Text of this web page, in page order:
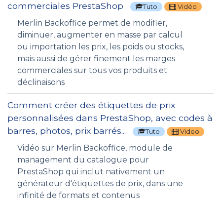
commerciales PrestaShop
Tuto Vidéo
Merlin Backoffice permet de modifier,
diminuer, augmenter en masse par calcul
ou importation les prix, les poids ou stocks,
mais aussi de gérer finement les marges
commerciales sur tous vos produits et
déclinaisons
Comment créer des étiquettes de prix
personnalisées dans PrestaShop, avec codes à
barres, photos, prix barrés...
Tuto Video
Vidéo sur Merlin Backoffice, module de
management du catalogue pour
PrestaShop qui inclut nativement un
générateur d'étiquettes de prix, dans une
infinité de formats et contenus